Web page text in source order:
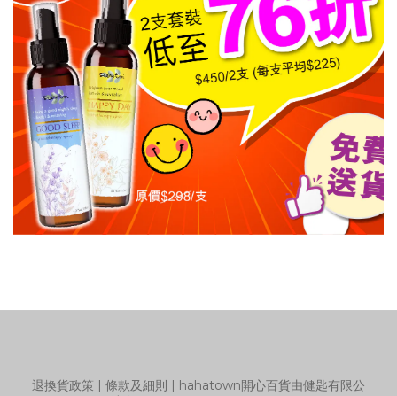
退換貨政策 條款及細則
| hahatown開心百貨由健匙有限公